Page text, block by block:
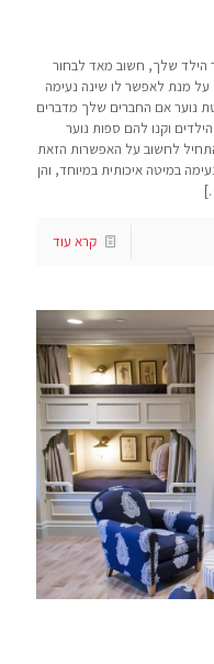
הילד שלך, חשוב מאד לבחור
על מנת לאפשר לו שינה נעימה
נוער אם החברים שלך מדברים
וקנו להם ספות נוער
לחשוב על האפשרות הזאת
במיטה איכותית במיוחד, והן
קרא עוד